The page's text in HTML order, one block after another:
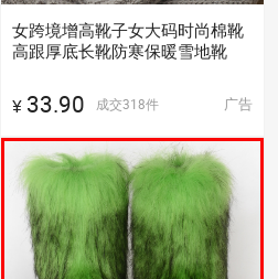
女跨境增高靴子女大码时尚棉靴
高跟厚底长靴防寒保暖雪地靴
¥ 33.90 成交318件 广告